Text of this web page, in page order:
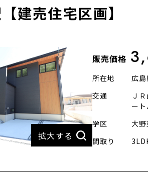
建売住宅区画】
販売価格
所在地
広
交通
Ｊ
ー
学区
大
間取り